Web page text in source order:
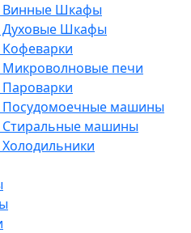
Винные Шкафы
Духовые Шкафы
печи
Посудомоечные машины
Стиральные машины